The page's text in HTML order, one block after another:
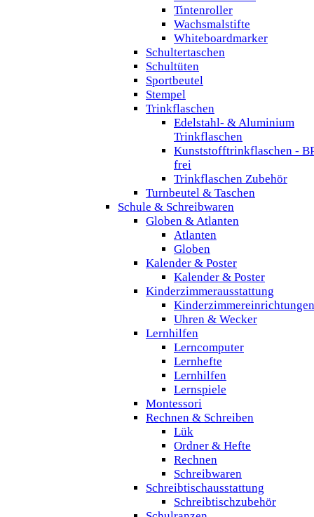
Tintenroller
Wachsmalstifte
Whiteboardmarker
Schultertaschen
Schultüten
Sportbeutel
Stempel
Trinkflaschen
Edelstahl- & Aluminium
Trinkflaschen
Kunststofftrinkflaschen -
frei
Trinkflaschen Zubehör
Turnbeutel & Taschen
Schule & Schreibwaren
Globen & Atlanten
Atlanten
Globen
Kalender & Poster
Kalender & Poster
Kinderzimmerausstattung
Kinderzimmereinrichtungen
Uhren & Wecker
Lernhilfen
Lerncomputer
Lernhefte
Lernhilfen
Lernspiele
Montessori
Rechnen & Schreiben
Lük
Ordner & Hefte
Rechnen
Schreibwaren
Schreibtischausstattung
Schreibtischzubehör